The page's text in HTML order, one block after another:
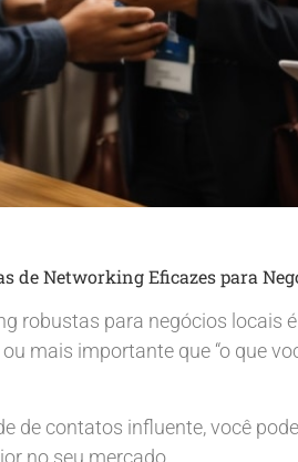
de Networking Eficazes para
robustas para negócios locais
mais importante que “o que
de contatos influente, você
no seu mercado.